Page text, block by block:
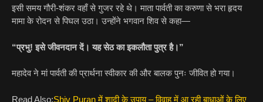
इसी समय गौरी-शंकर वहाँ से गुजर रहे थे। माता पार्वती का करुणा से भरा हृदय
मामा के रोदन से पिघल उठा। उन्होंने भगवान शिव से कहा—
“प्रभु! इसे जीवनदान दें। यह सेठ का इकलौता पुत्र है।”
महादेव ने मां पार्वती की प्रार्थना स्वीकार की और बालक पुनः जीवित हो गया।
Read Also:Shiv Puran में शादी के उपाय – विवाह में आ रही बाधाओं के लिए